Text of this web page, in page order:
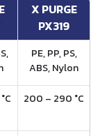
X PURGE
PX319
PE, PP, PS,
ABS, Nylon
200 – 290 °C